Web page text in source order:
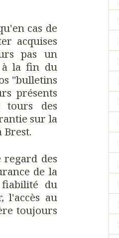
cas de
acquises
pas un
à la fin du
"bulletins
présents
tours des
sur la
Brest.
regard des
de la
du
l'accès au
toujours